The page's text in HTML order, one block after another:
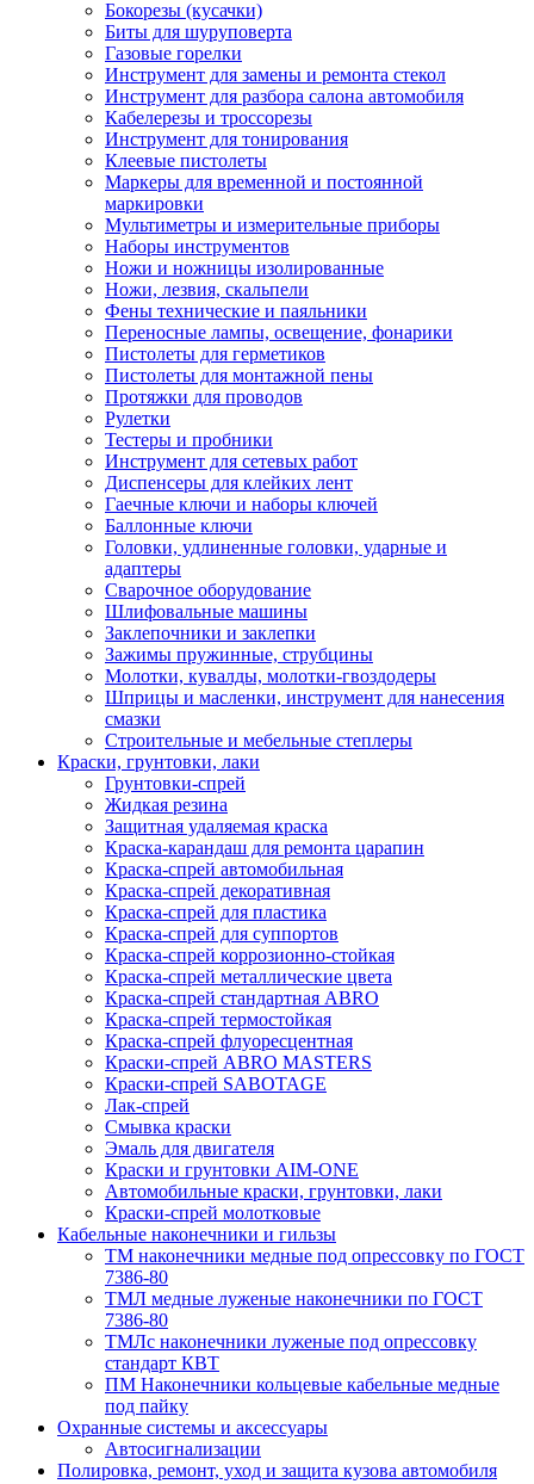
Бокорезы (кусачки)
Биты для шуруповерта
Газовые горелки
Инструмент для замены и ремонта стекол
Инструмент для разбора салона автомобиля
Кабелерезы и троссорезы
Инструмент для тонирования
Клеевые пистолеты
Маркеры для временной и постоянной
маркировки
Мультиметры и измерительные приборы
Наборы инструментов
Ножи и ножницы изолированные
Ножи, лезвия, скальпели
Фены технические и паяльники
Переносные лампы, освещение, фонарики
Пистолеты для герметиков
Пистолеты для монтажной пены
Протяжки для проводов
Рулетки
Тестеры и пробники
Инструмент для сетевых работ
Диспенсеры для клейких лент
Гаечные ключи и наборы ключей
Баллонные ключи
Головки, удлиненные головки, ударные и
адаптеры
Сварочное оборудование
Шлифовальные машины
Заклепочники и заклепки
Зажимы пружинные, струбцины
Молотки, кувалды, молотки-гвоздодеры
Шприцы и масленки, инструмент для нанесения
смазки
Строительные и мебельные степлеры
Краски, грунтовки, лаки
Грунтовки-спрей
Жидкая резина
Защитная удаляемая краска
Краска-карандаш для ремонта царапин
Краска-спрей автомобильная
Краска-спрей декоративная
Краска-спрей для пластика
Краска-спрей для суппортов
Краска-спрей коррозионно-стойкая
Краска-спрей металлические цвета
Краска-спрей стандартная ABRO
Краска-спрей термостойкая
Краска-спрей флуоресцентная
Краски-спрей ABRO MASTERS
Краски-спрей SABOTAGE
Лак-спрей
Смывка краски
Эмаль для двигателя
Краски и грунтовки AIM-ONE
Автомобильные краски, грунтовки, лаки
Краски-спрей молотковые
Кабельные наконечники и гильзы
ТМ наконечники медные под опрессовку по ГОСТ
7386-80
ТМЛ медные луженые наконечники по ГОСТ
7386-80
ТМЛс наконечники луженые под опрессовку
стандарт КВТ
ПМ Наконечники кольцевые кабельные медные
под пайку
Охранные системы и аксессуары
Автосигнализации
Полировка, ремонт, уход и защита кузова автомобиля